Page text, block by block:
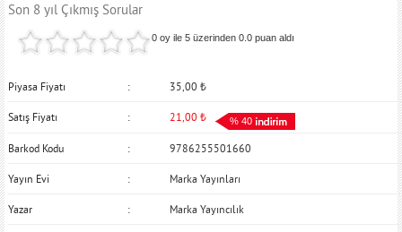
Son 8 yıl Çıkmış Sorular
0 oy ile 5 üzerinden0.0 puan aldı
Piyasa Fiyatı 35,00 ₺
Satış Fiyatı 21,00 ₺ % 40
Barkod Kodu 9786255501660
Yayın Evi Marka Yayınları
Yazar Marka Yayıncılık